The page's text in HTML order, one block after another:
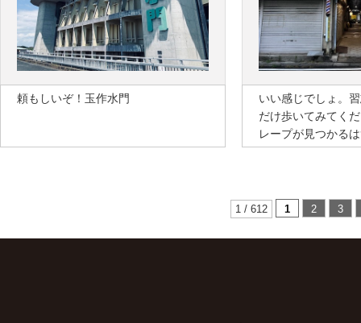
頼もしいぞ！玉作水門
いい感じでしょ。
だけ歩いてみてく
レープが見つかる
1 / 612 1 2 3